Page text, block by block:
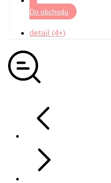
Do obchodu
detail (4+)